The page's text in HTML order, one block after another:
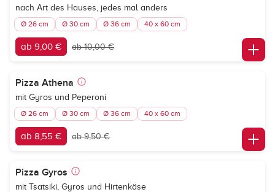
nach Art des Hauses, jedes mal anders
Ø 26 cm Ø 30 cm Ø 36 cm 40 x 60 cm
ab 9,00 € ab 10,00 €
Pizza Athena
mit Gyros und Peperoni
Ø 26 cm Ø 30 cm Ø 36 cm 40 x 60 cm
ab 8,55 € ab 9,50 €
Pizza Gyros
mit Tsatsiki, Gyros und Hirtenkäse